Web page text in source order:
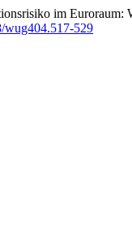
im Euroraum:
wug404.517-529